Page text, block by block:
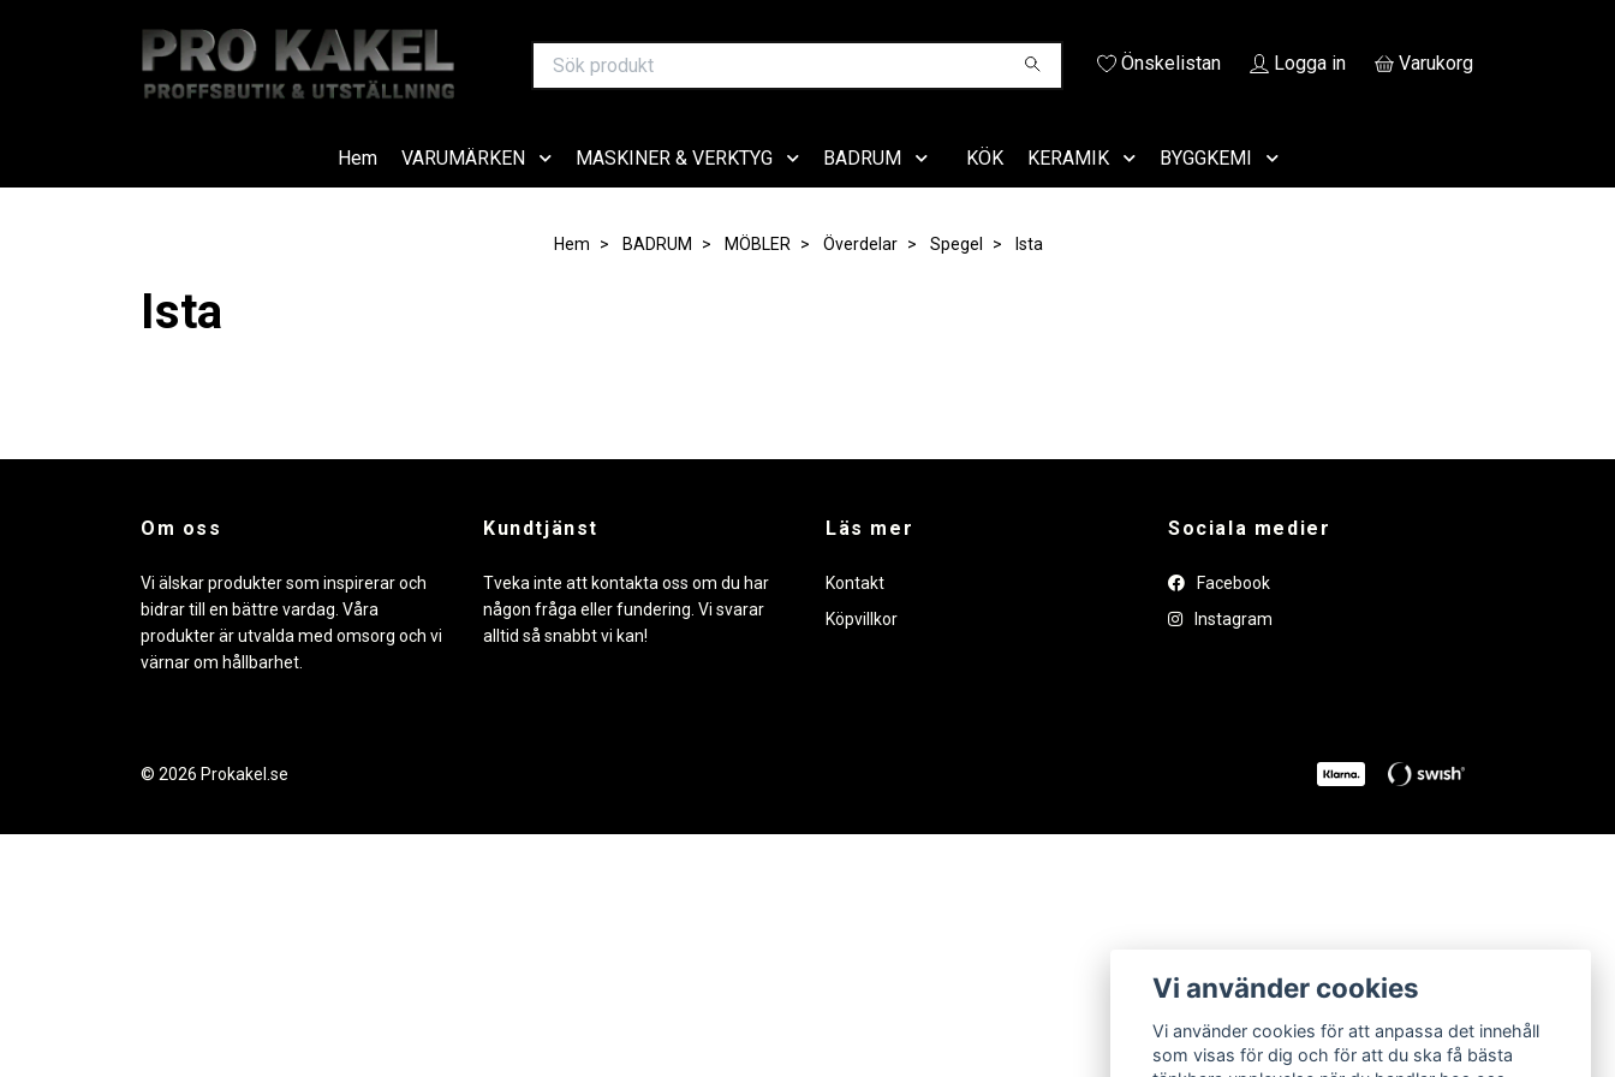
Önskelistan Logga in Varukorg
Hem VARUMÄRKEN MASKINER & VERKTYG BADRUM KÖK KERAMIK BYGGKEMI
Hem BADRUM MÖBLER Överdelar Spegel Ista
Ista
Om oss
Vi älskar produkter som inspirerar och
bidrar till en bättre vardag. Våra
produkter är utvalda med omsorg och vi
värnar om hållbarhet.
Kundtjänst
Tveka inte att kontakta oss om du har
någon fråga eller fundering. Vi svarar
alltid så snabbt vi kan!
Läs mer
Kontakt
Köpvillkor
Sociala medier
Facebook
Instagram
© 2026 Prokakel.se
Vi använder cookies
Vi använder cookies för att anpassa det innehåll
som visas för dig och för att du ska få bästa